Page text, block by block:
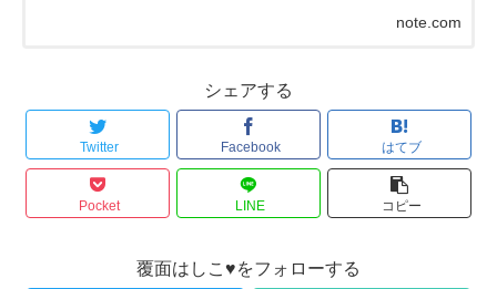
note.com
シェアする
Twitter Facebook はてブ
Pocket LINE コピー
覆面はしこ♥をフォローする